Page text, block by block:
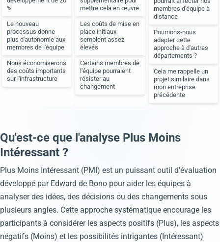
%
Le nouveau
processus donne
plus d'autonomie aux
membres de l'équipe
Nous économiserons
des coûts importants
sur l'infrastructure
mettre cela en œuvre
Les coûts de mise en
place initiaux
semblent assez
élevés
Certains membres de
l'équipe pourraient
résister au
changement
membres d'équipe à
distance
Pourrions-nous
adapter cette
approche à d'autres
départements ?
Cela me rappelle un
projet similaire dans
mon entreprise
précédente
Qu'est-ce que l'analyse Plus Moins
Intéressant ?
Plus Moins Intéressant (PMI) est un puissant outil d'évaluation
développé par Edward de Bono pour aider les équipes à
analyser des idées, des décisions ou des changements sous
plusieurs angles. Cette approche systématique encourage les
participants à considérer les aspects positifs (Plus), les aspects
négatifs (Moins) et les possibilités intrigantes (Intéressant)